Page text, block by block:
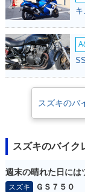
スズキのバ
スズキのバイク
週末の晴れた日には
スズキ
ＧＳ７５０